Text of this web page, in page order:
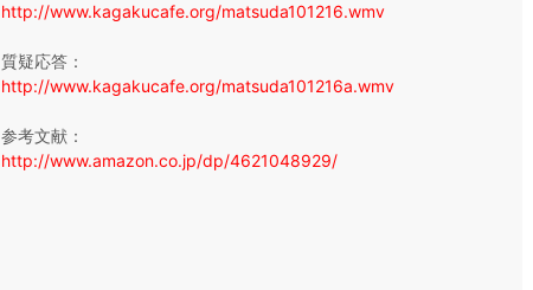
http://www.kagakucafe.org/matsuda101216.wmv
質疑応答：
http://www.kagakucafe.org/matsuda101216a.wmv
参考文献：
http://www.amazon.co.jp/dp/4621048929/